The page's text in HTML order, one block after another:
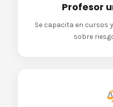
Profesor
Se capacita en cursos
sobre